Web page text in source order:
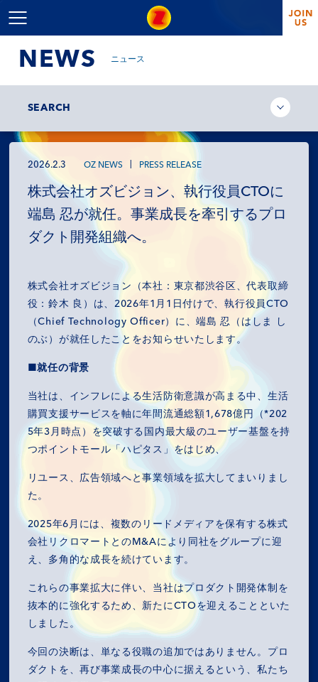
NEWS ニュース
SEARCH
2026.2.3 OZ NEWS PRESS RELEASE
株式会社オズビジョン、執行役員CTOに
端島 忍が就任。事業成長を牽引するプロ
ダクト開発組織へ。
株式会社オズビジョン（本社：東京都渋谷区、代表取締
役：鈴木 良）は、2026年1月1日付けで、執行役員CTO
（Chief Technology Officer）に、端島 忍（はしま し
のぶ）が就任したことをお知らせいたします。
■就任の背景
当社は、インフレによる生活防衛意識が高まる中、生活
購買支援サービスを軸に年間流通総額1,678億円（*202
5年3月時点）を突破する国内最大級のユーザー基盤を持
つポイントモール「ハピタス」をはじめ、
リユース、広告領域へと事業領域を拡大してまいりまし
た。
2025年6月には、複数のリードメディアを保有する株式
会社リクロマートとのM&Aにより同社をグループに迎
え、多角的な成長を続けています。
これらの事業拡大に伴い、当社はプロダクト開発体制を
抜本的に強化するため、新たにCTOを迎えることといた
しました。
今回の決断は、単なる役職の追加ではありません。プロ
ダクトを、再び事業成長の中心に据えるという、私たち